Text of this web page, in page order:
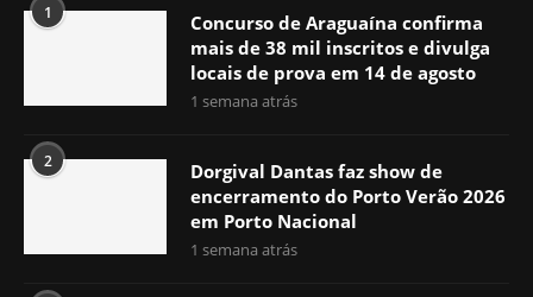
1
Concurso de Araguaína confirma
mais de 38 mil inscritos e divulga
locais de prova em 14 de agosto
1 semana atrás
2
Dorgival Dantas faz show de
encerramento do Porto Verão 2026
em Porto Nacional
1 semana atrás